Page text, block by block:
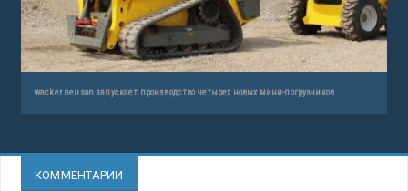
wacker neuson запускает производство четырех новых мини-погрузчиков
КОММЕНТАРИИ